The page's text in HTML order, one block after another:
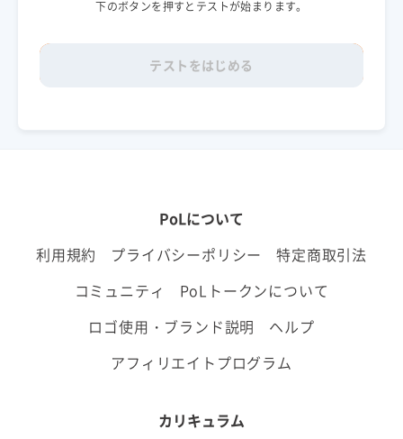
下のボタンを押すとテストが始まります。
テストをはじめる
PoLについて
利用規約
プライバシーポリシー
特定商取引法
コミュニティ
PoLトークンについて
ロゴ使用・ブランド説明
ヘルプ
アフィリエイトプログラム
カリキュラム